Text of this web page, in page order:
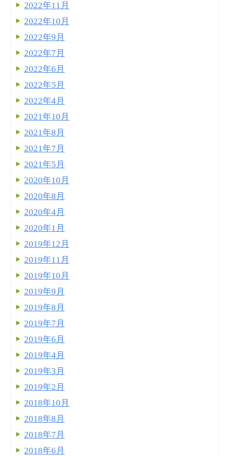
2022年11月
2022年10月
2022年9月
2022年7月
2022年6月
2022年5月
2022年4月
2021年10月
2021年8月
2021年7月
2021年5月
2020年10月
2020年8月
2020年4月
2020年1月
2019年12月
2019年11月
2019年10月
2019年9月
2019年8月
2019年7月
2019年6月
2019年4月
2019年3月
2019年2月
2018年10月
2018年8月
2018年7月
2018年6月